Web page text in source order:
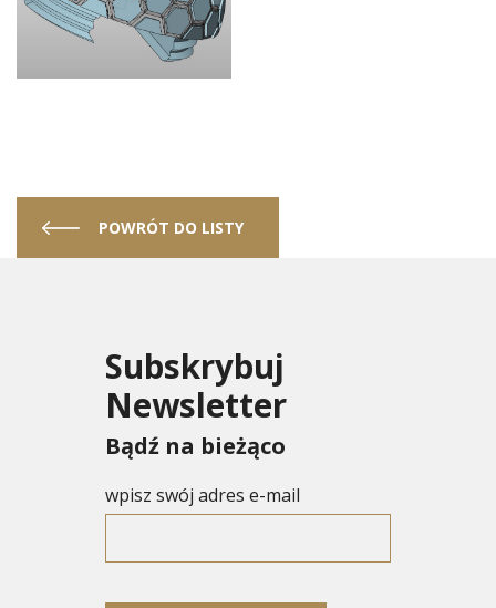
POWRÓT DO LISTY
Subskrybuj
Newsletter
Bądź na bieżąco
wpisz swój adres e-mail